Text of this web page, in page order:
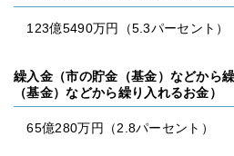
123億5490万円（5.3パーセント）
繰入金（市の貯金（基金）などから
（基金）などから繰り入れるお金）
65億280万円（2.8パーセント）